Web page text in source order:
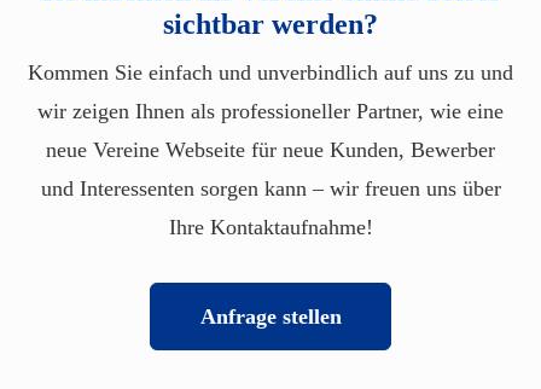
sichtbar werden?
Kommen Sie einfach und unverbindlich auf uns zu und
wir zeigen Ihnen als professioneller Partner, wie eine
neue Vereine Webseite für neue Kunden, Bewerber
und Interessenten sorgen kann – wir freuen uns über
Ihre Kontaktaufnahme!
Anfrage stellen